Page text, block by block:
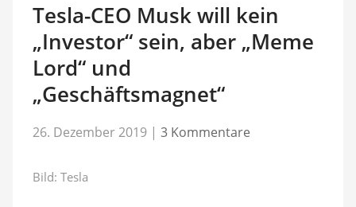
Tesla-CEO Musk will kein
„Investor“ sein, aber „Meme
Lord“ und
„Geschäftsmagnet“
26. Dezember 2019 | 3 Kommentare
Bild: Tesla